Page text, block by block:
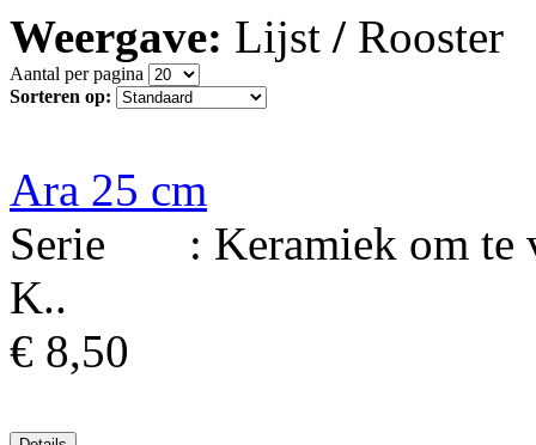
Weergave: Lijst / Rooster
Aantal per pagina
Sorteren op:
Ara 25 cm
Serie : Keramiek om te
K..
€ 8,50